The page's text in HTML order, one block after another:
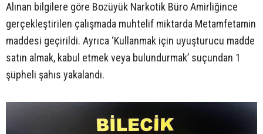
Alınan bilgilere göre Bozüyük Narkotik Büro Amirliğince
gerçekleştirilen çalışmada muhtelif miktarda Metamfetamin
maddesi geçirildi. Ayrıca ‘Kullanmak için uyuşturucu madde
satın almak, kabul etmek veya bulundurmak’ suçundan 1
şüpheli şahıs yakalandı.